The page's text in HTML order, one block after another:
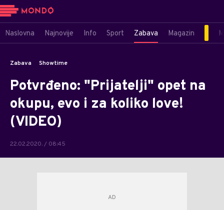
Naslovna Najnovije Info Sport Zabava Magazin
Zabava Showtime
Potvrđeno: "Prijatelji" opet na
okupu, evo i za koliko love!
(VIDEO)
22.02.2020. / 08:45